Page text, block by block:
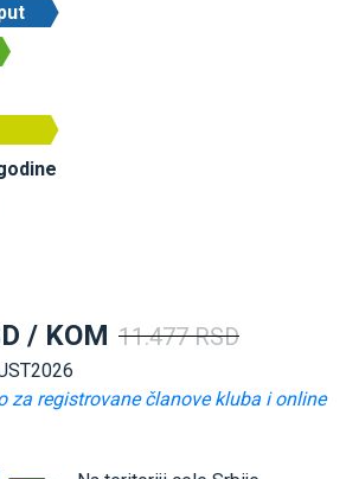
/ KOM 11.477 RSD
za registrovane članove kluba i online